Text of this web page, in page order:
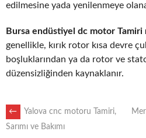
edilmesine yada yenilenmeye
Bursa endüstiyel dc motor Tamiri
genellikle, kırık rotor kısa devre
boşluklarından ya da rotor ve
düzensizliğinden kaynaklanır.
POST
←
Yalova cnc motoru Tamiri,
Sarımı ve Bakımı